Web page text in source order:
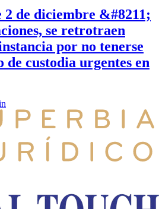
2 de diciembre &#8211;
se retrotraen
por no tenerse
de custodia urgentes en